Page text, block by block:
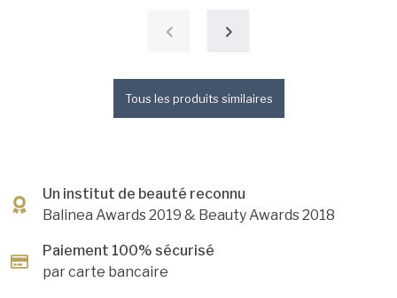
Tous les produits similaires
Un institut de beauté reconnu
Balinea Awards 2019 & Beauty Awards 2018
Paiement 100% sécurisé
par carte bancaire